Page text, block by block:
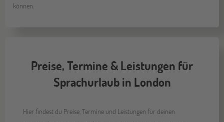
können.
Preise, Termine & Leistungen für
Sprachurlaub in London
Hier findest du Preise, Termine und Leistungen für deinen